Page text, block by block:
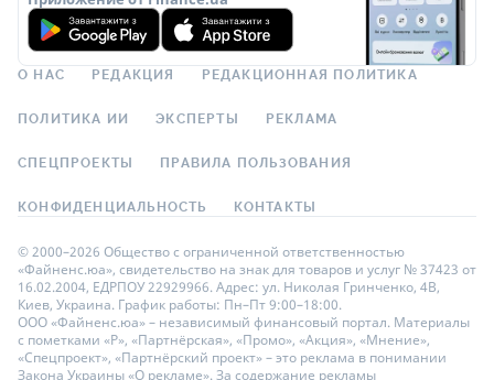
О НАС РЕДАКЦИЯ РЕДАКЦИОННАЯ ПОЛИТИКА
ПОЛИТИКА ИИ ЭКСПЕРТЫ РЕКЛАМА
СПЕЦПРОЕКТЫ ПРАВИЛА ПОЛЬЗОВАНИЯ
КОНФИДЕНЦИАЛЬНОСТЬ КОНТАКТЫ
© 2000–2026 Общество с ограниченной ответственностью
«Файненс.юа», свидетельство на знак для товаров и услуг № 37423 от
16.02.2004, ЕДРПОУ 22929966. Адрес: ул. Николая Гринченко, 4В,
Киев, Украина. График работы: Пн–Пт 9:00–18:00.
ООО «Файненс.юа» – независимый финансовый портал. Материалы
с пометками «Р», «Партнёрская», «Промо», «Акция», «Мнение»,
«Спецпроект», «Партнёрский проект» – это реклама в понимании
Закона Украины «О рекламе». За содержание рекламы